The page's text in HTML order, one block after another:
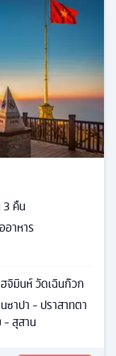
3 คืน
าหาร
จิมินห์ วัดเฉินก๊วก
าปา - ปราสาทตา
- สุสาน